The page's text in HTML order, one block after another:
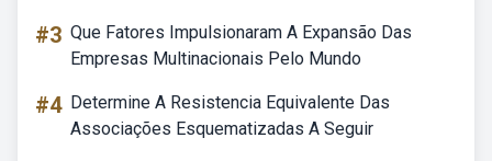
#3 Que Fatores Impulsionaram A Expansão Das
Empresas Multinacionais Pelo Mundo
#4 Determine A Resistencia Equivalente Das
Associações Esquematizadas A Seguir